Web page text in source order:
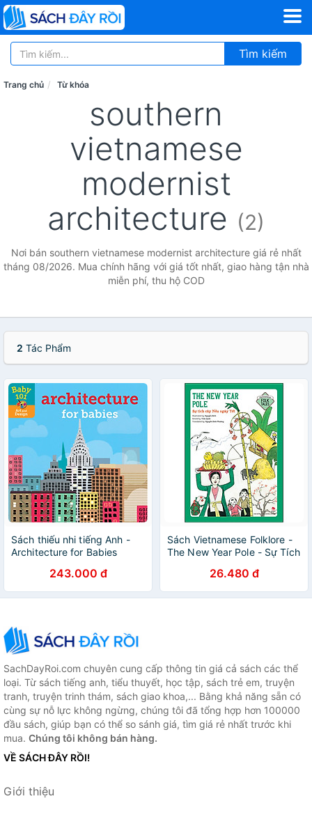
Tìm kiếm
Trang chủ Từ khóa
southern
vietnamese
modernist
architecture (2)
Nơi bán southern vietnamese modernist architecture giá rẻ nhất
tháng 08/2026. Mua chính hãng với giá tốt nhất, giao hàng tận nhà
miễn phí, thu hộ COD
2 Tác Phẩm
Sách thiếu nhi tiếng Anh -
Architecture for Babies
243.000 đ
Sách Vietnamese Folklore -
The New Year Pole - Sự Tích
26.480 đ
SachDayRoi.com chuyên cung cấp thông tin giá cả sách các thể
loại. Từ sách tiếng anh, tiểu thuyết, học tập, sách trẻ em, truyện
tranh, truyện trinh thám, sách giao khoa,... Bằng khả năng sẵn có
cùng sự nỗ lực không ngừng, chúng tôi đã tổng hợp hơn 100000
đầu sách, giúp bạn có thể so sánh giá, tìm giá rẻ nhất trước khi
mua. Chúng tôi không bán hàng.
VỀ SÁCH ĐÂY RỒI!
Giới thiệu